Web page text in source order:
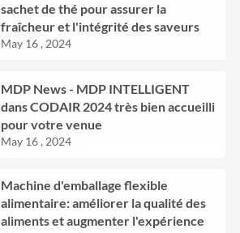
sachet de thé pour assurer la
fraîcheur et l'intégrité des saveurs
May 16 , 2024
MDP News - MDP INTELLIGENT
dans CODAIR 2024 très bien accueilli
pour votre venue
May 16 , 2024
Machine d'emballage flexible
alimentaire: améliorer la qualité des
aliments et augmenter l'expérience